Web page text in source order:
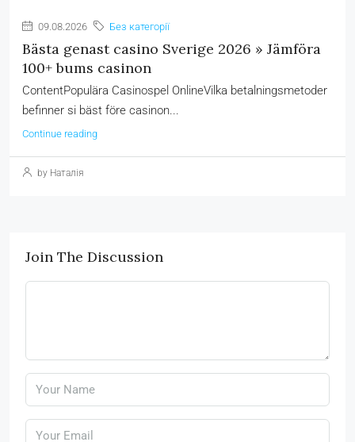
09.08.2026 Без категорії
Bästa genast casino Sverige 2026 » Jämföra
100+ bums casinon
ContentPopulära Casinospel OnlineVilka betalningsmetoder
befinner si bäst före casinon...
Continue reading
by Наталія
Join The Discussion